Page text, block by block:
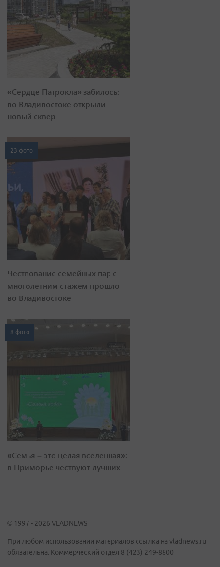
«Сердце Патрокла» забилось:
во Владивостоке открыли
новый сквер
23 фото
Чествование семейных пар с
многолетним стажем прошло
во Владивостоке
8 фото
«Семья – это целая вселенная»:
в Приморье чествуют лучших
© 1997 - 2026 VLADNEWS
При любом использовании материалов ссылка на vladnews.ru
обязательна. Коммерческий отдел 8 (423) 249-8800